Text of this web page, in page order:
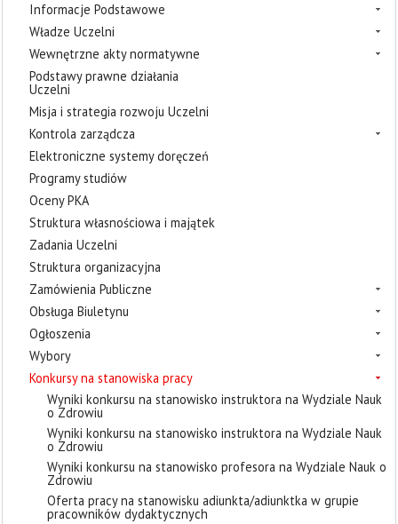
Informacje Podstawowe
Władze Uczelni
Wewnętrzne akty normatywne
Podstawy prawne działania
Uczelni
Misja i strategia rozwoju Uczelni
Kontrola zarządcza
Elektroniczne systemy doręczeń
Programy studiów
Oceny PKA
Struktura własnościowa i majątek
Zadania Uczelni
Struktura organizacyjna
Zamówienia Publiczne
Obsługa Biuletynu
Ogłoszenia
Wybory
Konkursy na stanowiska pracy
Wyniki konkursu na stanowisko instruktora na Wydziale Nauk
o Zdrowiu
Wyniki konkursu na stanowisko instruktora na Wydziale Nauk
o Zdrowiu
Wyniki konkursu na stanowisko profesora na Wydziale Nauk o
Zdrowiu
Oferta pracy na stanowisku adiunkta/adiunktka w grupie
pracowników dydaktycznych